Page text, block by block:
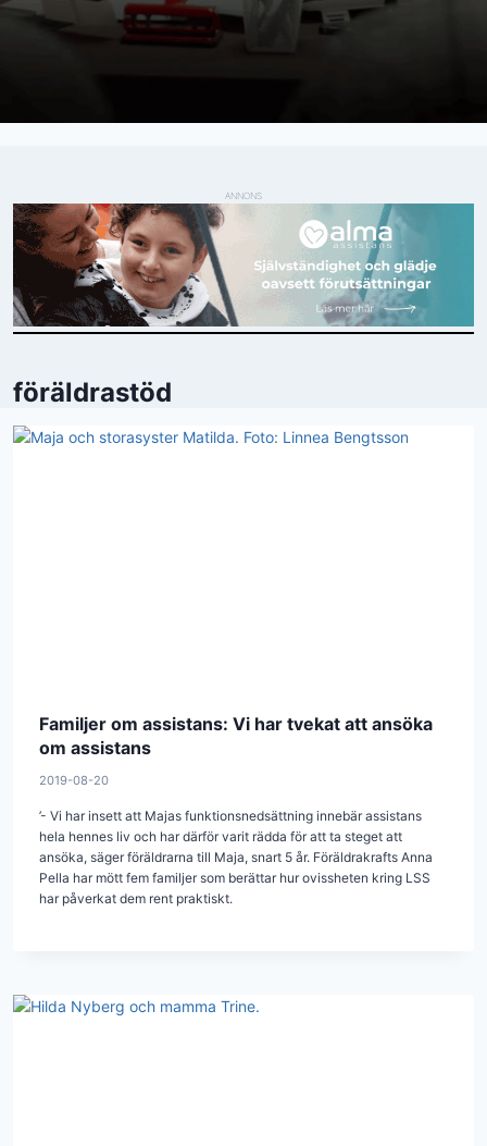
ANNONS
föräldrastöd
Familjer om assistans: Vi har tvekat att ansöka
om assistans
2019-08-20
’- Vi har insett att Majas funktionsnedsättning innebär assistans
hela hennes liv och har därför varit rädda för att ta steget att
ansöka, säger föräldrarna till Maja, snart 5 år. Föräldrakrafts Anna
Pella har mött fem familjer som berättar hur ovissheten kring LSS
har påverkat dem rent praktiskt.